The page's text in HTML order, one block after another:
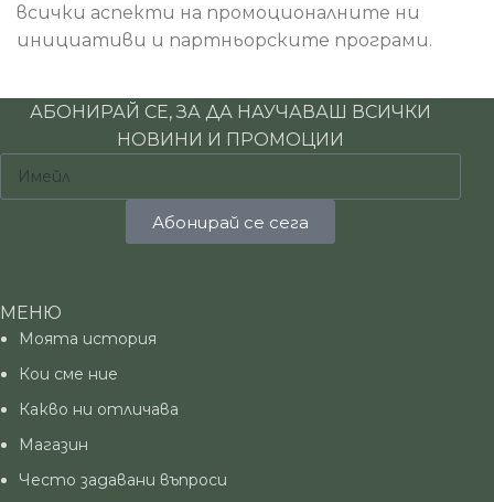
всички аспекти на промоционалните ни
инициативи и партньорските програми.
АБОНИРАЙ СЕ, ЗА ДА НАУЧАВАШ ВСИЧКИ
НОВИНИ И ПРОМОЦИИ
Абонирай се сега
МЕНЮ
Моята история
Кои сме ние
Какво ни отличава
Магазин
Често задавани въпроси